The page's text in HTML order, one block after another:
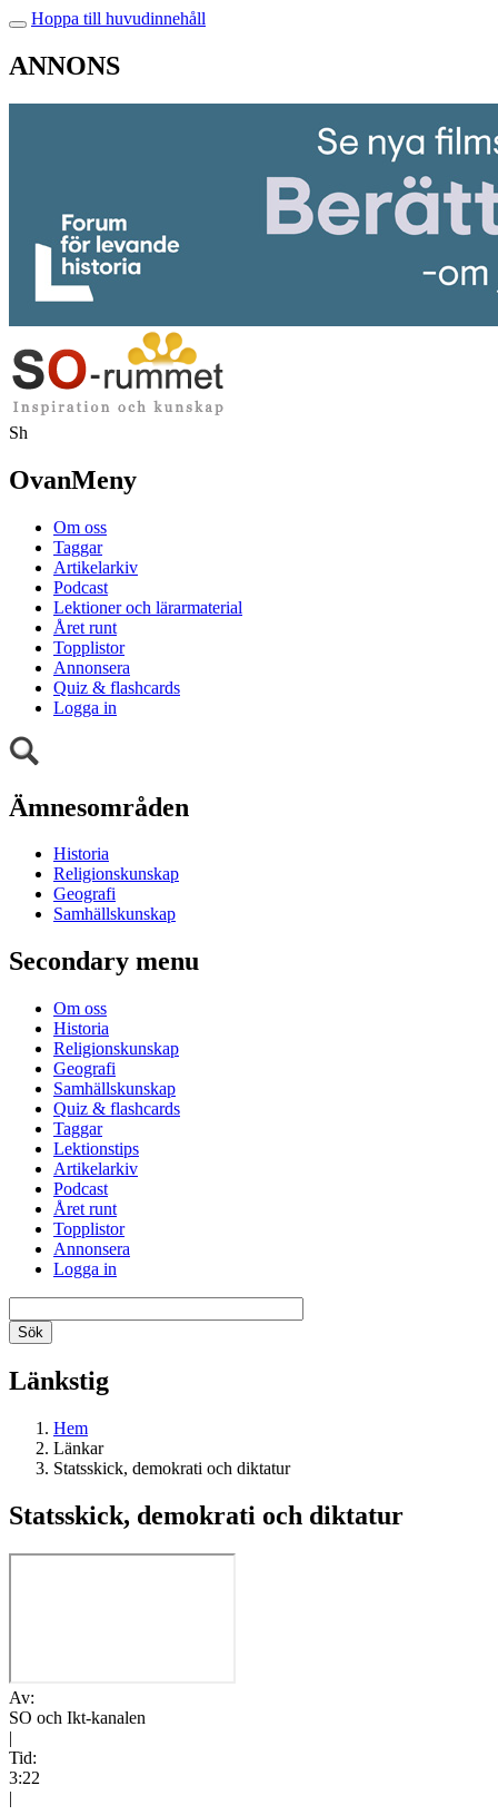
Hoppa till huvudinnehåll
ANNONS
Sh
OvanMeny
Om oss
Taggar
Artikelarkiv
Podcast
Lektioner och lärarmaterial
Året runt
Topplistor
Annonsera
Quiz & flashcards
Logga in
Ämnesområden
Historia
Religionskunskap
Geografi
Samhällskunskap
Secondary menu
Om oss
Historia
Religionskunskap
Geografi
Samhällskunskap
Quiz & flashcards
Taggar
Lektionstips
Artikelarkiv
Podcast
Året runt
Topplistor
Annonsera
Logga in
Länkstig
Hem
Länkar
Statsskick, demokrati och diktatur
Statsskick, demokrati och diktatur
Av:
SO och Ikt-kanalen
|
Tid:
3:22
|